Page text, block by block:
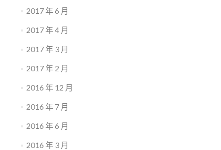
2017 年 6 月
2017 年 4 月
2017 年 3 月
2017 年 2 月
2016 年 12 月
2016 年 7 月
2016 年 6 月
2016 年 3 月